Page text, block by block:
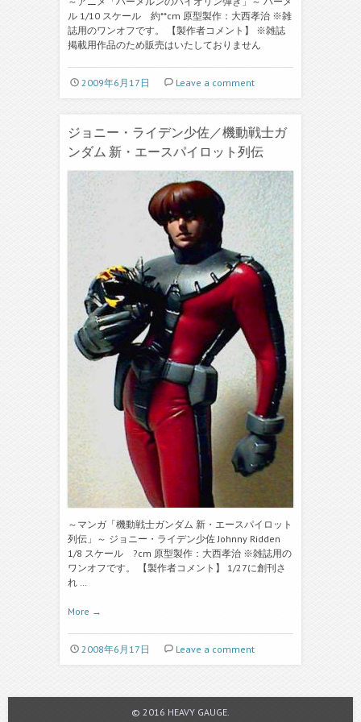
ル 1/10 スケール 約**cm 原型製作：大西孝治 ※雑
誌用のワンオフです。 【製作者コメント】 ※雑誌
掲載用作品のため販売はいたしておりません
2009年6月17日 Leave a comment
ジョニー・ライデン少佐／機動戦士ガ
ンダム 新・エースパイロット列伝
～マンガ「機動戦士ガンダム 新・エースパイロット
列伝」～ ジョニー・ライデン少佐 Johnny Ridden
1/8 スケール ?cm 原型製作：大西孝治 ※雑誌用の
ワンオフです。 【製作者コメント】 1/27に創刊さ
れ …
More →
2008年6月17日 Leave a comment
© 2016 HEAVY GAUGE.